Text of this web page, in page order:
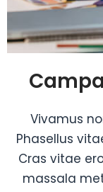
Vivamus
Phasellus
Cras vitae
massala